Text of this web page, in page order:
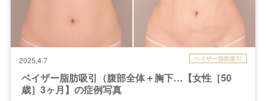
2025.4.7 ベイザー脂肪吸引
ベイザー脂肪吸引（腹部全体＋胸下…【女性［50
歳］3ヶ月】の症例写真